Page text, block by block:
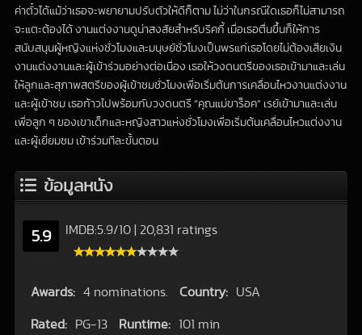
ค่าตั๋วได้แม้ว่าเธอจะพยายามปรับตัวให้ดีก็ตาม ไม่ว่าในกรณีใดเธอก็ไม่สามารถ
จะแตะต้องได้ งานแต่งงานดูน่าสงสัยสำหรับริคกี้ เมื่อเธอตื่นขึ้นก็ให้การ
สนับสนุนผู้หญิงแห่งชั่วโมงและมนุษย์ชั่วโมงเป็นพรแก่เธอโดยไม่ต้องเสียเงิน
งานแต่งงานและผู้เข้าร่วมอย่างต่อเนื่อง เธอให้วงดนตรีของเธอเข้ามาและเล่น
ให้ลูกและสุภาพสตรีของผู้เข้าชมชั่วโมงเพื่อเริ่มต้นการเคลื่อนไหวงานแต่งงาน
และผู้เข้าชม เธอก้าวไปพร้อมกับวงดนตรี “คุณแม่ขาร็อค” เรย์เข้ามาและเล่น
เพื่อลูก ๆ ของเขาเด็กและหญิงสาวแห่งชั่วโมงเพื่อเริ่มต้นเคลื่อนไหวแต่งงาน
และผู้เยี่ยมชม เข้าร่วมทีละขั้นตอน
ข้อมูลหนัง
5.9 IMDB:5.9/10 20,831 ratings
Awards: 4 nominations. Country: USA
Rated: PG-13 Runtime: 101 min